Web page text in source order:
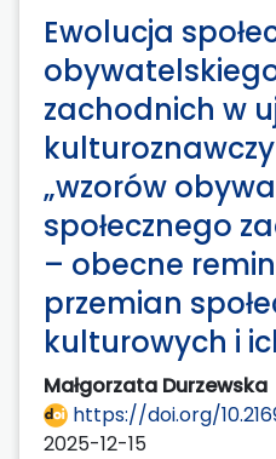
Ewolucja
zachodnich w
„wzorów
społecznego
– obecne
przemian
kulturowych i
Małgorzata Durzewska
https://doi.org/
2025-12-15